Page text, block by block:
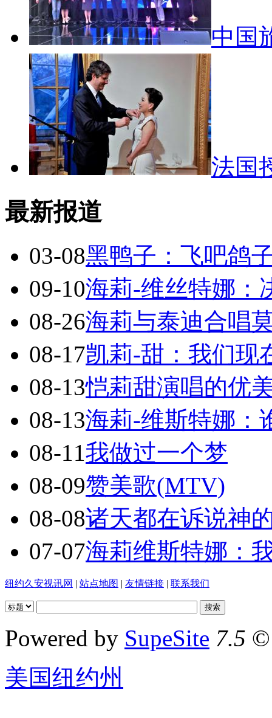
中国
法国
最新报道
03-08黑鸭子：飞吧鸽
09-10海莉-维丝特娜：
08-26海莉与泰迪合唱
08-17凯莉-甜：我们现
08-13恺莉甜演唱的优
08-13海莉-维斯特娜：
08-11我做过一个梦
08-09赞美歌(MTV)
08-08诸天都在诉说神
07-07海莉维斯特娜：
纽约久安视讯网 | 站点地图 | 友情链接 | 联系我们
Powered by SupeSite 7.5 ©
美国纽约州